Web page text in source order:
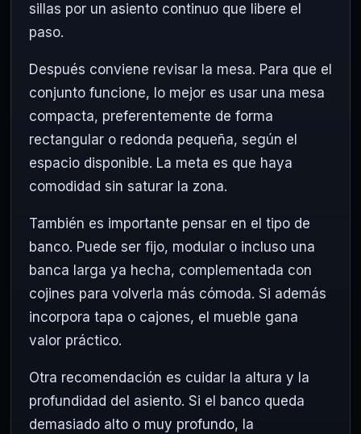
sillas por un asiento continuo que libere el
paso.
Después conviene revisar la mesa. Para que el
conjunto funcione, lo mejor es usar una mesa
compacta, preferentemente de forma
rectangular o redonda pequeña, según el
espacio disponible. La meta es que haya
comodidad sin saturar la zona.
También es importante pensar en el tipo de
banco. Puede ser fijo, modular o incluso una
banca larga ya hecha, complementada con
cojines para volverla más cómoda. Si además
incorpora tapa o cajones, el mueble gana
valor práctico.
Otra recomendación es cuidar la altura y la
profundidad del asiento. Si el banco queda
demasiado alto o muy profundo, la